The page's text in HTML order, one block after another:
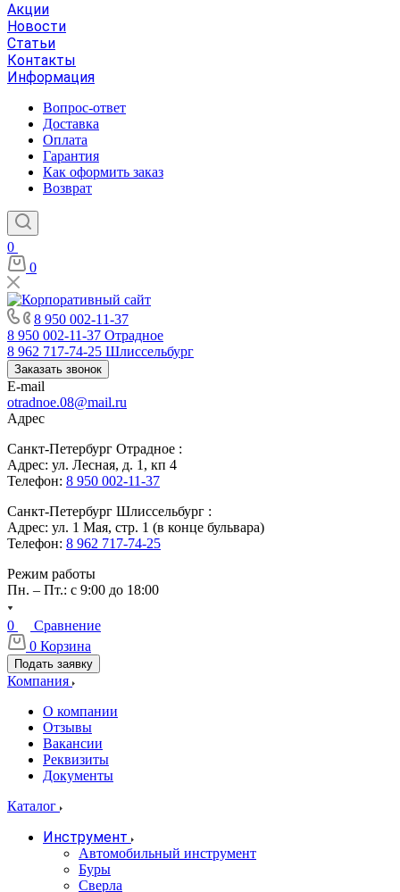
Акции
Новости
Статьи
Контакты
Информация
Вопрос-ответ
Доставка
Оплата
Гарантия
Как оформить заказ
Возврат
0
0
8 950 002-11-37
8 950 002-11-37 Отрадное
8 962 717-74-25 Шлиссельбург
Заказать звонок
E-mail
otradnoe.08@mail.ru
Адрес
Санкт-Петербург Отрадное :
Адрес: ул. Лесная, д. 1, кп 4
Телефон: 8 950 002-11-37
Санкт-Петербург Шлиссельбург :
Адрес: ул. 1 Мая, стр. 1 (в конце бульвара)
Телефон: 8 962 717-74-25
Режим работы
Пн. – Пт.: с 9:00 до 18:00
0
Сравнение
0 Корзина
Подать заявку
Компания
О компании
Отзывы
Вакансии
Реквизиты
Документы
Каталог
Инструмент
Автомобильный инструмент
Буры
Сверла